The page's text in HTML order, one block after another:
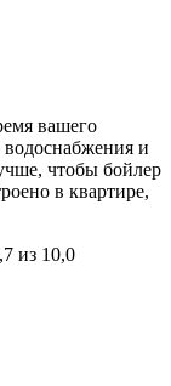
вашего
и
чтобы бойлер
в квартире,
из 10,0